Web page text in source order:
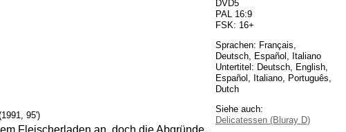
DVD5
PAL 16:9
FSK: 16+
Sprachen: Français,
Deutsch, Español, Italiano
Untertitel: Deutsch, English,
Español, Italiano, Português,
Dutch
Siehe auch:
Delicatessen (Bluray D)
95')